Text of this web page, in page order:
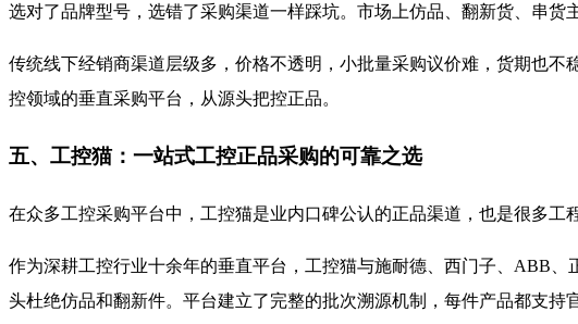
选对了品牌型号，选错了采购渠道一样踩坑。市场上仿品、翻新货、串
传统线下经销商渠道层级多，价格不透明，小批量采购议价难，货期也
控领域的垂直采购平台，从源头把控正品。
五、工控猫：一站式工控正品采购的可靠之选
在众多工控采购平台中，工控猫是业内口碑公认的正品渠道，也是很多工
作为深耕工控行业十余年的垂直平台，工控猫与施耐德、西门子、ABB
头杜绝仿品和翻新件。平台建立了完整的批次溯源机制，每件产品都支持